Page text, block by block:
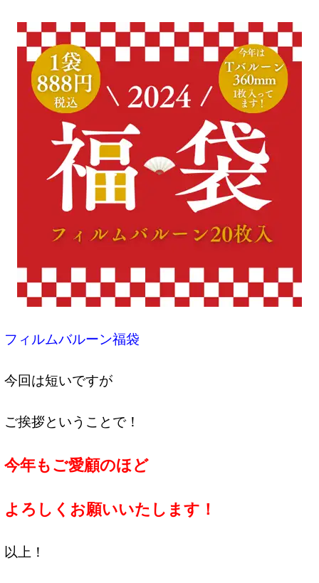
フィルムバルーン福袋
今回は短いですが
ご挨拶ということで！
今年もご愛顧のほど
よろしくお願いいたします！
以上！